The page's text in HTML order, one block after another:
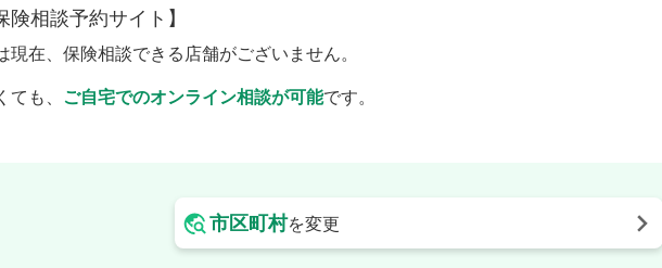
険相談予約サイト】
現在、保険相談できる店舗がございません。
も、 ご自宅でのオンライン相談が可能です。
市区町村を変更